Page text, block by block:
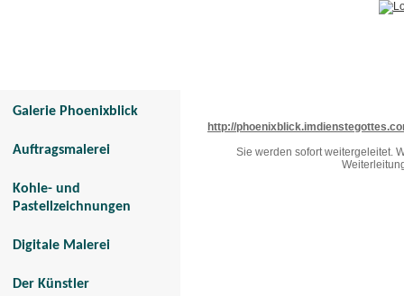
Galerie Phoenixblick
Auftragsmalerei
Kohle- und
Pastellzeichnungen
Digitale Malerei
Der Künstler
http://
Sie werden sofort weitergeleitet.